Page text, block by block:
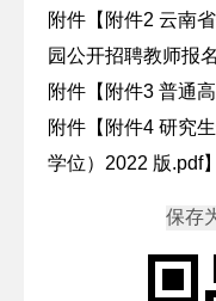
附件【 附件2 云南
园公开招聘教师报
附件【 附件3 普通
附件【 附件4 研究
学位）2022 版.pdf】